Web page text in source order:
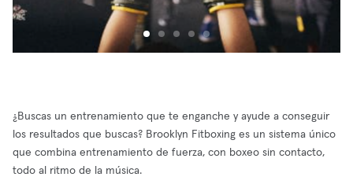
¿Buscas un entrenamiento que te enganche y ayude a conseguir
los resultados que buscas? Brooklyn Fitboxing es un sistema único
que combina entrenamiento de fuerza, con boxeo sin contacto,
todo al ritmo de la música.